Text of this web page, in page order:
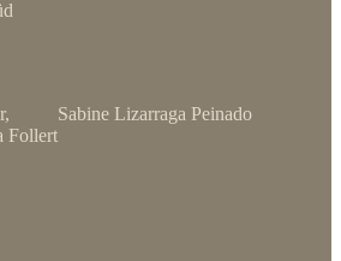
Sabine Lizarraga Peinado
Follert